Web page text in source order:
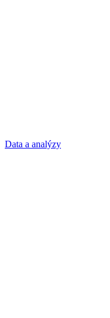
Data a analýzy